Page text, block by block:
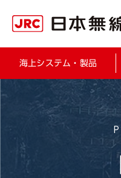
海上システム・製品